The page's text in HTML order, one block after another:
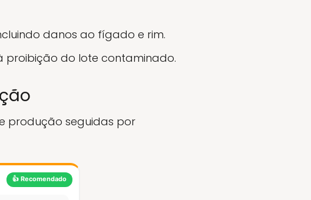
danos ao fígado e rim.
proibição do lote contaminado.
produção seguidas por
👍 Recomendado